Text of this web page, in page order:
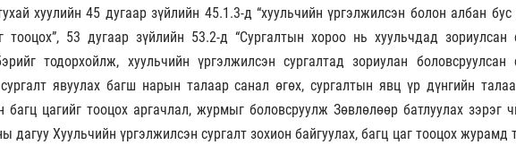
хуулийн 45 дугаар зүйлийн 45.1.3-д “хуульчийн үргэлжилсэн болон албан бус
тооцох”, 53 дугаар зүйлийн 53.2-д “Сургалтын хороо нь хуульчдад зориулсан
тодорхойлж, хуульчийн үргэлжилсэн сургалтад зориулан боловсруулсан
явуулах багш нарын талаар санал өгөх, сургалтын явц үр дүнгийн
багц цагийг тооцох аргачлал, журмыг боловсруулж Зөвлөлөөр батлуулах зэрэг
дагуу Хуульчийн үргэлжилсэн сургалт зохион байгуулах, багц цаг тооцох журамд